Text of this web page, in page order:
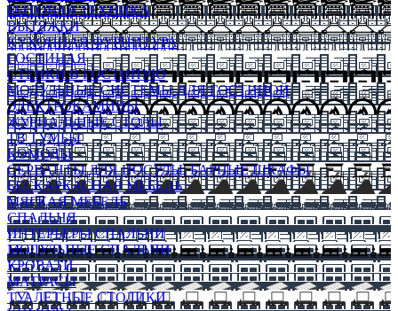
БЫТОВАЯ ТЕХНИКА
ВЫТЯЖКИ
КУХОННАЯ ФУРНИТУРА
ГОСТИНАЯ
СТЕНКИ В ГОСТИНУЮ
МОДУЛЬНЫЕ СИСТЕМЫ ДЛЯ ГОСТИНОЙ
ЭЛЕКТРОКАМИНЫ
ЖУРНАЛЬНЫЕ СТОЛЫ
ТВ ТУМБЫ
КОМОДЫ
СЕРВАНТЫ ДЛЯ ПОСУДЫ, БАРНЫЕ ШКАФЫ
БЕСКАРКАСНАЯ МЕБЕЛЬ
МЯГКАЯ МЕБЕЛЬ
СПАЛЬНЯ
ИНТЕРЬЕРЫ СПАЛЬНИ
МОДУЛЬНЫЕ СПАЛЬНИ
КРОВАТИ
МАТРАСЫ
ТУАЛЕТНЫЕ СТОЛИКИ